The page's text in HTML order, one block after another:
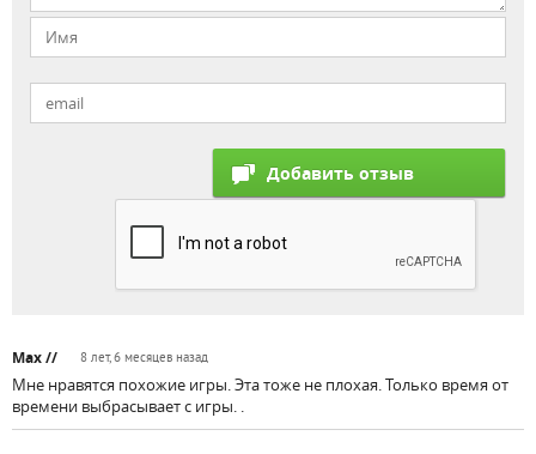
Max // 8 лет, 6 месяцев назад
Мне нравятся похожие игры. Эта тоже не плохая. Только время от
времени выбрасывает с игры. .